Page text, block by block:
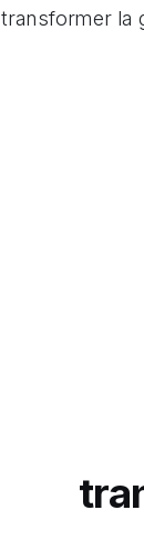
transformer la